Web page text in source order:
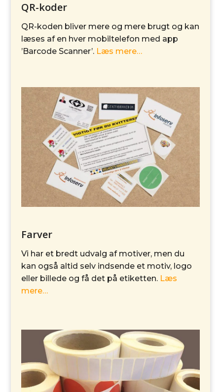
QR-koder
QR-koden bliver mere og mere brugt og kan
læses af en hver mobiltelefon med app
’Barcode Scanner’. Læs mere…
Farver
Vi har et bredt udvalg af motiver, men du
kan også altid selv indsende et motiv, logo
eller billede og få det på etiketten. Læs
mere…